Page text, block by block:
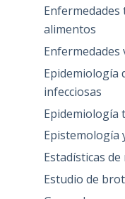
alimentos
Enfermedades
Epidemiología
infecciosas
Epidemiología
Epistemología
Estadísticas
Estudio de